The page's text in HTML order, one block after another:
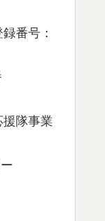
番号：
隊事業